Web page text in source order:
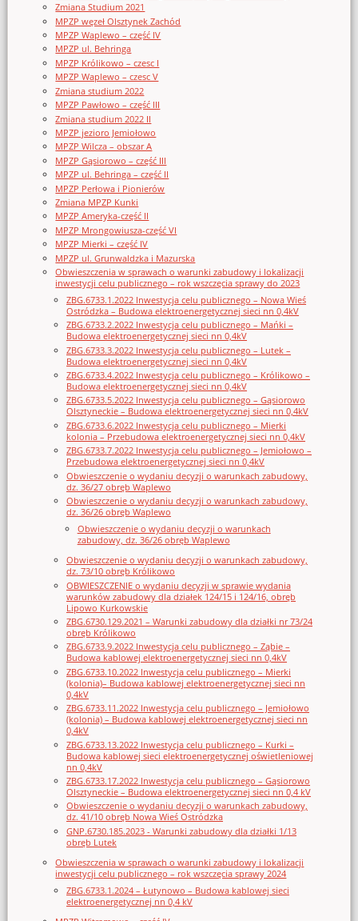
Zmiana Studium 2021
MPZP węzeł Olsztynek Zachód
MPZP Waplewo – część IV
MPZP ul. Behringa
MPZP Królikowo – czesc I
MPZP Waplewo – czesc V
Zmiana studium 2022
MPZP Pawłowo – część III
Zmiana studium 2022 II
MPZP jezioro Jemiołowo
MPZP Wilcza – obszar A
MPZP Gąsiorowo – część III
MPZP ul. Behringa – część II
MPZP Perłowa i Pionierów
Zmiana MPZP Kunki
MPZP Ameryka-część II
MPZP Mrongowiusza-część VI
MPZP Mierki – część IV
MPZP ul. Grunwaldzka i Mazurska
Obwieszczenia w sprawach o warunki zabudowy i lokalizacji
inwestycji celu publicznego – rok wszczęcia sprawy do 2023
ZBG.6733.1.2022 Inwestycja celu publicznego – Nowa Wieś
Ostródzka – Budowa elektroenergetycznej sieci nn 0,4kV
ZBG.6733.2.2022 Inwestycja celu publicznego – Mańki –
Budowa elektroenergetycznej sieci nn 0,4kV
ZBG.6733.3.2022 Inwestycja celu publicznego – Lutek –
Budowa elektroenergetycznej sieci nn 0,4kV
ZBG.6733.4.2022 Inwestycja celu publicznego – Królikowo –
Budowa elektroenergetycznej sieci nn 0,4kV
ZBG.6733.5.2022 Inwestycja celu publicznego – Gąsiorowo
Olsztyneckie – Budowa elektroenergetycznej sieci nn 0,4kV
ZBG.6733.6.2022 Inwestycja celu publicznego – Mierki
kolonia – Przebudowa elektroenergetycznej sieci nn 0,4kV
ZBG.6733.7.2022 Inwestycja celu publicznego – Jemiołowo –
Przebudowa elektroenergetycznej sieci nn 0,4kV
Obwieszczenie o wydaniu decyzji o warunkach zabudowy,
dz. 36/27 obręb Waplewo
Obwieszczenie o wydaniu decyzji o warunkach zabudowy,
dz. 36/26 obręb Waplewo
Obwieszczenie o wydaniu decyzji o warunkach
zabudowy, dz. 36/26 obręb Waplewo
Obwieszczenie o wydaniu decyzji o warunkach zabudowy,
dz. 73/10 obręb Królikowo
OBWIESZCZENIE o wydaniu decyzji w sprawie wydania
warunków zabudowy dla działek 124/15 i 124/16, obręb
Lipowo Kurkowskie
ZBG.6730.129.2021 – Warunki zabudowy dla działki nr 73/24
obręb Królikowo
ZBG.6733.9.2022 Inwestycja celu publicznego – Ząbie –
Budowa kablowej elektroenergetycznej sieci nn 0,4kV
ZBG.6733.10.2022 Inwestycja celu publicznego – Mierki
(kolonia)– Budowa kablowej elektroenergetycznej sieci nn
0,4kV
ZBG.6733.11.2022 Inwestycja celu publicznego – Jemiołowo
(kolonia) – Budowa kablowej elektroenergetycznej sieci nn
0,4kV
ZBG.6733.13.2022 Inwestycja celu publicznego – Kurki –
Budowa kablowej sieci elektroenergetycznej oświetleniowej
nn 0,4kV
ZBG.6733.17.2022 Inwestycja celu publicznego – Gąsiorowo
Olsztyneckie – Budowa elektroenergetycznej sieci nn 0,4 kV
Obwieszczenie o wydaniu decyzji o warunkach zabudowy,
dz. 41/10 obręb Nowa Wieś Ostródzka
GNP.6730.185.2023 - Warunki zabudowy dla działki 1/13
obręb Lutek
Obwieszczenia w sprawach o warunki zabudowy i lokalizacji
inwestycji celu publicznego – rok wszczęcia sprawy 2024
ZBG.6733.1.2024 – Łutynowo – Budowa kablowej sieci
elektroenergetycznej nn 0,4 kV